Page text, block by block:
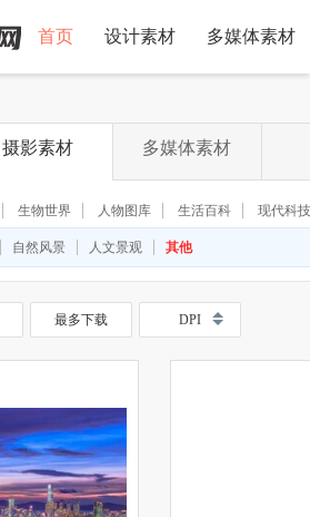
首页 设计素材 多媒体素材
摄影素材 多媒体素材
生物世界 人物图库 生活百科 现代科技
自然风景 人文景观 其他
最多下载 DPI